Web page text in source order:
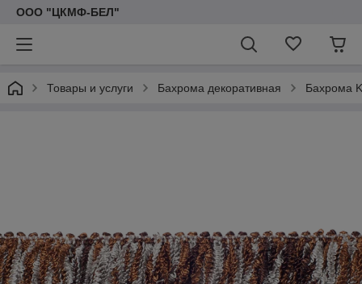
ООО "ЦКМФ-БЕЛ"
Товары и услуги Бахрома декоративная Бахрома